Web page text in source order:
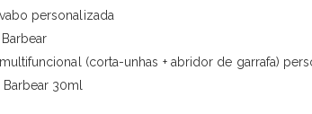
personalizada
(corta-unhas + abridor de garrafa)
Barbear 30ml